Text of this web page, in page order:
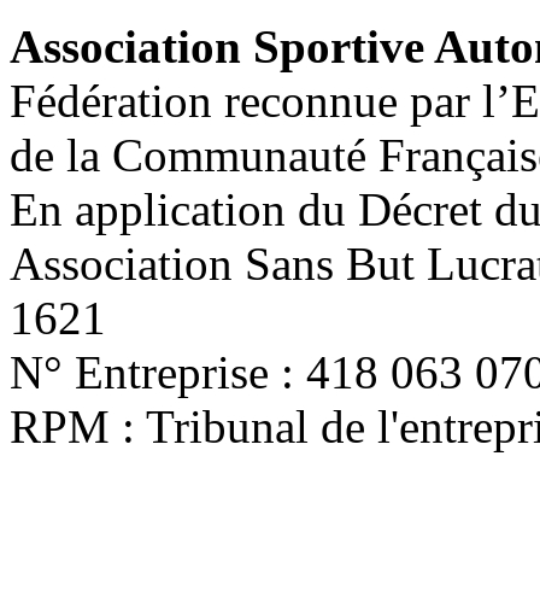
Association Sportive
Fédération reconnue par
de la Communauté
En application du Décret
Association Sans But
1621
N° Entreprise : 418 063
RPM : Tribunal de